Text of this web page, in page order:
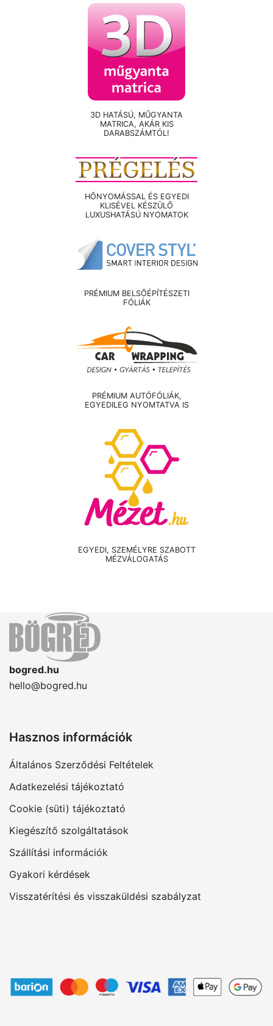
3D HATÁSÚ, MŰGYANTA
MATRICA, AKÁR KIS
DARABSZÁMTÓL!
HŐNYOMÁSSAL ÉS EGYEDI
KLISÉVEL KÉSZÜLŐ
LUXUSHATÁSÚ NYOMATOK
PRÉMIUM BELSŐÉPÍTÉSZETI
FÓLIÁK
PRÉMIUM AUTÓFÓLIÁK,
EGYEDILEG NYOMTATVA IS
EGYEDI, SZEMÉLYRE SZABOTT
MÉZVÁLOGATÁS
bogred.hu
hello@bogred.hu
Hasznos információk
Általános Szerződési Feltételek
Adatkezelési tájékoztató
Cookie (süti) tájékoztató
Kiegészítő szolgáltatások
Szállítási információk
Gyakori kérdések
Visszatérítési és visszaküldési szabályzat